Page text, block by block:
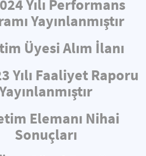
Yılı Performans
Yayınlanmıştır
Üyesi Alım İlanı
Yılı Faaliyet Raporu
Elemanı Nihai
Sonuçları